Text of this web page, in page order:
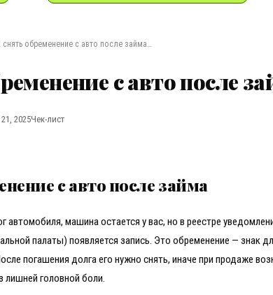
снять обременение с авто после займа…
с авто после
2025Чек-лист
с авто после займа
автомобиля, машина остается у вас, но в реестре
палаты) появляется запись. Это обременение — знак
погашения долга его нужно снять, иначе при продаже
лишней головной боли.